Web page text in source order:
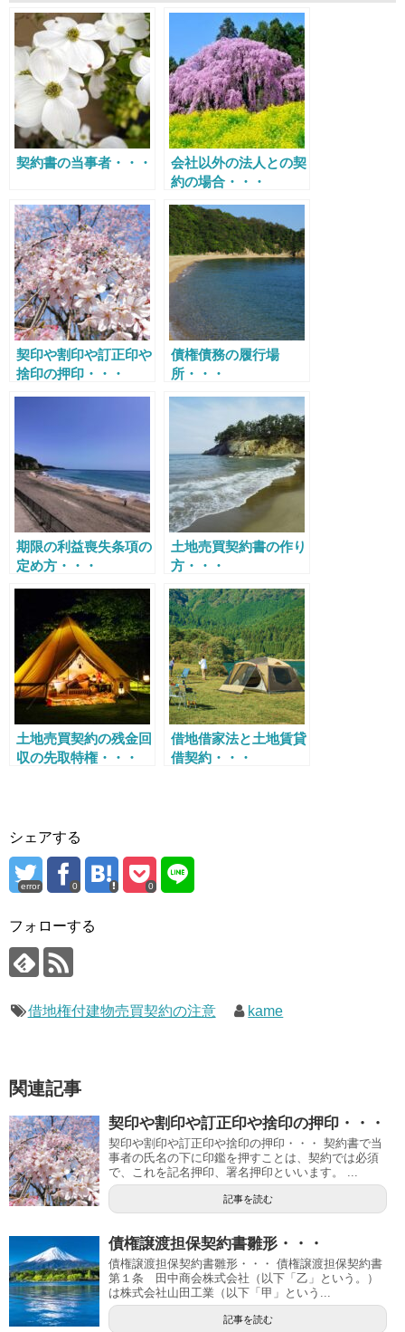
契約書の当事者・・・
会社以外の法人との契
約の場合・・・
契印や割印や訂正印や
捨印の押印・・・
債権債務の履行場
所・・・
期限の利益喪失条項の
定め方・・・
土地売買契約書の作り
方・・・
土地売買契約の残金回
収の先取特権・・・
借地借家法と土地賃貸
借契約・・・
シェアする
error 0 0
フォローする
借地権付建物売買契約の注意 kame
関連記事
契印や割印や訂正印や捨印の押印・・・
契印や割印や訂正印や捨印の押印・・・ 契約書で当
事者の氏名の下に印鑑を押すことは、契約では必須
で、これを記名押印、署名押印といいます。 ...
記事を読む
債権譲渡担保契約書雛形・・・
債権譲渡担保契約書雛形・・・ 債権譲渡担保契約書
第１条 田中商会株式会社（以下「乙」という。）
は株式会社山田工業（以下「甲」という...
記事を読む